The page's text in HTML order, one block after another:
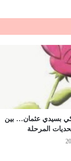
بسيدي عثمان… بين
المرحلة